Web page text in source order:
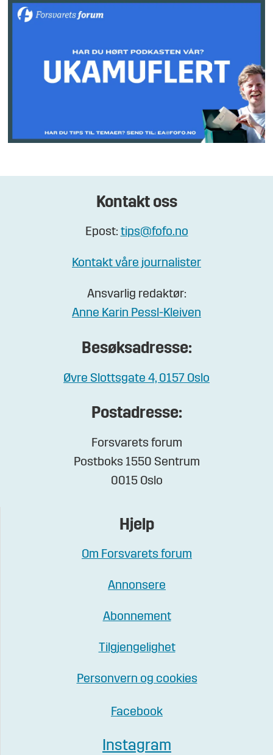
Kontakt oss
Epost: tips@fofo.no
Kontakt våre journalister
Ansvarlig redaktør:
Anne Karin Pessl-Kleiven
Besøksadresse:
Øvre Slottsgate 4, 0157 Oslo
Postadresse:
Forsvarets forum
Postboks 1550 Sentrum
0015 Oslo
Hjelp
Om Forsvarets forum
Annonsere
Abonnement
Tilgjengelighet
Personvern og cookies
Facebook
Instagram